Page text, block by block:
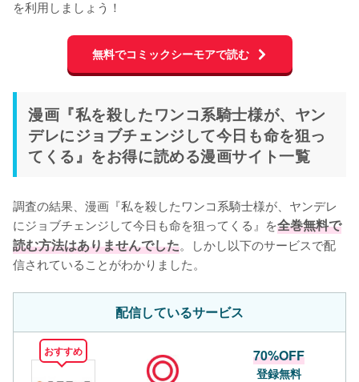
を利用しましょう！
無料でコミックシーモアで読む
漫画『私を殺したワンコ系騎士様が、ヤン
デレにジョブチェンジして今日も命を狙っ
てくる』をお得に読める漫画サイト一覧
調査の結果、漫画『私を殺したワンコ系騎士様が、ヤンデレ
にジョブチェンジして今日も命を狙ってくる』を全巻無料で
読む方法はありませんでした。しかし以下のサービスで配
信されていることがわかりました。
配信しているサービス
おすすめ 70%OFF
登録無料